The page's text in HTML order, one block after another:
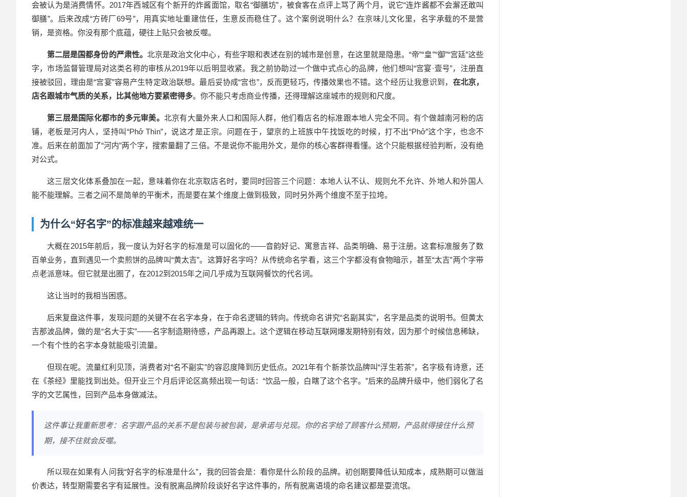
会被认为是消费情怀。2017年西城区有个新开的炸酱面馆，取名“御膳坊”，被食客在点评上骂了两个月，说它“连炸酱都不会澥还敢叫
御膳”。后来改成“方砖厂69号”，用真实地址重建信任，生意反而稳住了。这个案例说明什么？在京味儿文化里，名字承载的不是营
销，是资格。你没有那个底蕴，硬往上贴只会被反噬。
第二层是国都身份的严肃性。 北京是政治文化中心，有些字眼和表述在别的城市是创意，在这里就是隐患。“帝”“皇”“御”“宫廷”这些
字，市场监督管理局对这类名称的审核从2019年以后明显收紧。我之前协助过一个做中式点心的品牌，他们想叫“宫宴·壹号”，注册直
接被驳回，理由是“宫宴”容易产生特定政治联想。最后妥协成“宫也”，反而更轻巧，传播效果也不错。这个经历让我意识到， 在北京，
店名跟城市气质的关系，比其他地方要紧密得多。你不能只考虑商业传播，还得理解这座城市的规则和尺度。
第三层是国际化都市的多元审美。 北京有大量外来人口和国际人群，他们看店名的标准跟本地人完全不同。有个做越南河粉的店
铺，老板是河内人，坚持叫“Phở Thìn”，说这才是正宗。问题在于，望京的上班族中午找饭吃的时候，打不出“Phở”这个字，也念不
准。后来在前面加了“河内”两个字，搜索量翻了三倍。不是说你不能用外文，是你的核心客群得看懂。这个只能根据经验判断，没有绝
对公式。
这三层文化体系叠加在一起，意味着你在北京取店名时，要同时回答三个问题：本地人认不认、规则允不允许、外地人和外国人
能不能理解。三者之间不是简单的平衡术，而是要在某个维度上做到极致，同时另外两个维度不至于拉垮。
为什么“好名字”的标准越来越难统一
大概在2015年前后，我一度认为好名字的标准是可以固化的——音韵好记、寓意吉祥、品类明确、易于注册。这套标准服务了数
百单业务，直到遇见一个卖煎饼的品牌叫“黄太吉”。这算好名字吗？从传统命名学看，这三个字都没有食物暗示，甚至“太吉”两个字带
点老派意味。但它就是出圈了，在2012到2015年之间几乎成为互联网餐饮的代名词。
这让当时的我相当困惑。
后来复盘这件事，发现问题的关键不在名字本身，在于命名逻辑的转向。传统命名讲究“名副其实”，名字是品类的说明书。但黄太
吉那波品牌，做的是“名大于实”——名字制造期待感，产品再跟上。这个逻辑在移动互联网爆发期特别有效，因为那个时候信息稀缺，
一个有个性的名字本身就能吸引流量。
但现在呢。流量红利见顶，消费者对“名不副实”的容忍度降到历史低点。2021年有个新茶饮品牌叫“浮生若茶”，名字极有诗意，还
在《茶经》里能找到出处。但开业三个月后评论区高频出现一句话：“饮品一般，白瞎了这个名字。”后来的品牌升级中，他们弱化了名
字的文艺属性，回到产品本身做减法。
这件事让我重新思考：名字跟产品的关系不是包装与被包装，是承诺与兑现。你的名字给了顾客什么预期，产品就得接住什么预
期，接不住就会反噬。
所以现在如果有人问我“好名字的标准是什么”，我的回答会是：看你是什么阶段的品牌。初创期要降低认知成本，成熟期可以做溢
价表达，转型期需要名字有延展性。没有脱离品牌阶段谈好名字这件事的，所有脱离语境的命名建议都是耍流氓。